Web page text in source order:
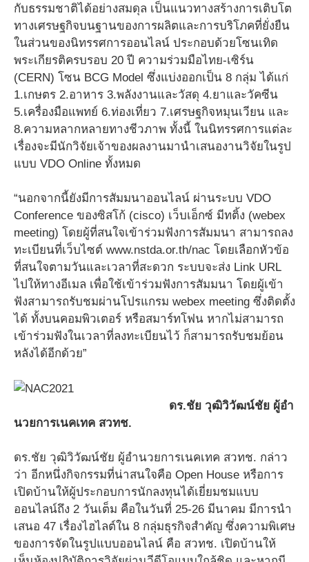
กับธรรมชาติได้อย่างสมดุล เป็นแนวทางสร้างการเติบโต
ทางเศรษฐกิจบนฐานของการผลิตและการบริโภคที่ยั่งยืน
ในส่วนของนิทรรศการออนไลน์ ประกอบด้วยโซนเทิด
พระเกียรติครบรอบ 20 ปี ความร่วมมือไทย-เซิร์น
(CERN) โซน BCG Model ซึ่งแบ่งออกเป็น 8 กลุ่ม ได้แก่
1.เกษตร 2.อาหาร 3.พลังงานและวัสดุ 4.ยาและวัคซีน
5.เครื่องมือแพทย์ 6.ท่องเที่ยว 7.เศรษฐกิจหมุนเวียน และ
8.ความหลากหลายทางชีวภาพ ทั้งนี้ ในนิทรรศการแต่ละ
เรื่องจะมีนักวิจัยเจ้าของผลงานมานำเสนองานวิจัยในรูป
แบบ VDO Online ทั้งหมด
“นอกจากนี้ยังมีการสัมมนาออนไลน์ ผ่านระบบ VDO
Conference ของซิสโก้ (cisco) เว็บเอ็กซ์ มีทติ้ง (webex
meeting) โดยผู้ที่สนใจเข้าร่วมฟังการสัมมนา สามารถลง
ทะเบียนที่เว็บไซต์ www.nstda.or.th/nac โดยเลือกหัวข้อ
ที่สนใจตามวันและเวลาที่สะดวก ระบบจะส่ง Link URL
ไปให้ทางอีเมล เพื่อใช้เข้าร่วมฟังการสัมมนา โดยผู้เข้า
ฟังสามารถรับชมผ่านโปรแกรม webex meeting ซึ่งติดตั้ง
ได้ ทั้งบนคอมพิวเตอร์ หรือสมาร์ทโฟน หากไม่สามารถ
เข้าร่วมฟังในเวลาที่ลงทะเบียนไว้ ก็สามารถรับชมย้อน
หลังได้อีกด้วย”
ดร.ชัย วุฒิวิวัฒน์ชัย ผู้อำ
นวยการเนคเทค สวทช.
ดร.ชัย วุฒิวิวัฒน์ชัย ผู้อำนวยการเนคเทค สวทช. กล่าว
ว่า อีกหนึ่งกิจกรรมที่น่าสนใจคือ Open House หรือการ
เปิดบ้านให้ผู้ประกอบการนักลงทุนได้เยี่ยมชมแบบ
ออนไลน์ถึง 2 วันเต็ม คือในวันที่ 25-26 มีนาคม มีการนํา
เสนอ 47 เรื่องไฮไลต์ใน 8 กลุ่มธุรกิจสําคัญ ซึ่งความพิเศษ
ของการจัดในรูปแบบออนไลน์ คือ สวทช. เปิดบ้านให้